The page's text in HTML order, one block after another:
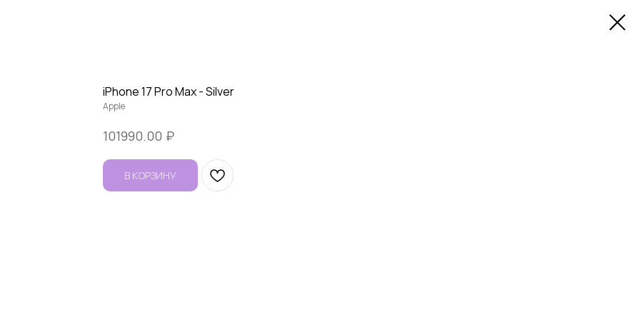
iPhone 17 Pro Max - Silver
Apple
101990.00 ₽
В КОРЗИНУ